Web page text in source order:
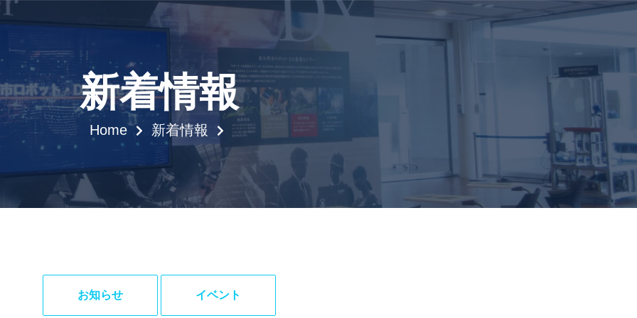
新着情報
Home 新着情報
お知らせ イベント